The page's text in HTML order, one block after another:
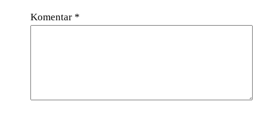
Komentar *